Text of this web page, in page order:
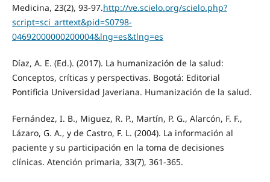
Medicina, 23(2), 93-97.http://ve.scielo.org/scielo.php?
script=sci_arttext&pid=S0798-
04692000000200004&lng=es&tlng=es
Díaz, A. E. (Ed.). (2017). La humanización de la salud:
Conceptos, críticas y perspectivas. Bogotá: Editorial
Pontificia Universidad Javeriana. Humanización de la salud.
Fernández, I. B., Miguez, R. P., Martín, P. G., Alarcón, F. F.,
Lázaro, G. A., y de Castro, F. L. (2004). La información al
paciente y su participación en la toma de decisiones
clínicas. Atención primaria, 33(7), 361-365.